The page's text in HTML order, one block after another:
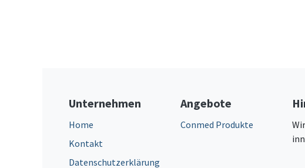
Unternehmen
Home
Kontakt
Datenschutzerklärung
Angebote
Conmed Produkte